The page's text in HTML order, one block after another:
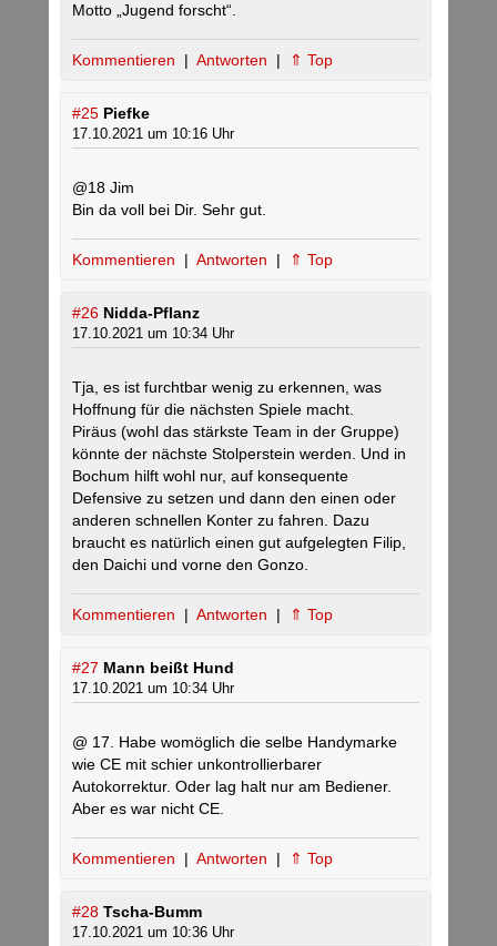
Motto „Jugend forscht“.
Kommentieren | Antworten | ⇑ Top
#25 Piefke
17.10.2021 um 10:16 Uhr
@18 Jim
Bin da voll bei Dir. Sehr gut.
Kommentieren | Antworten | ⇑ Top
#26 Nidda-Pflanz
17.10.2021 um 10:34 Uhr
Tja, es ist furchtbar wenig zu erkennen, was
Hoffnung für die nächsten Spiele macht.
Piräus (wohl das stärkste Team in der Gruppe)
könnte der nächste Stolperstein werden. Und in
Bochum hilft wohl nur, auf konsequente
Defensive zu setzen und dann den einen oder
anderen schnellen Konter zu fahren. Dazu
braucht es natürlich einen gut aufgelegten Filip,
den Daichi und vorne den Gonzo.
Kommentieren | Antworten | ⇑ Top
#27 Mann beißt Hund
17.10.2021 um 10:34 Uhr
@ 17. Habe womöglich die selbe Handymarke
wie CE mit schier unkontrollierbarer
Autokorrektur. Oder lag halt nur am Bediener.
Aber es war nicht CE.
Kommentieren | Antworten | ⇑ Top
#28 Tscha-Bumm
17.10.2021 um 10:36 Uhr